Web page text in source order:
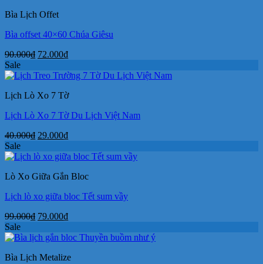
Bìa Lịch Offet
Bìa offset 40×60 Chúa Giêsu
90.000₫ Giá
là:
72.000₫Giá
tại
72.000₫.
Sale
Lịch Lò Xo 7 Tờ
Lịch Lò Xo 7 Tờ Du Lịch Việt Nam
40.000₫ Giá
là:
29.000₫Giá
tại
29.000₫.
Sale
Lò Xo Giữa Gắn Bloc
Lịch lò xo giữa bloc Tết sum vầy
99.000₫ Giá
là:
79.000₫Giá
tại
79.000₫.
Sale
Bìa Lịch Metalize